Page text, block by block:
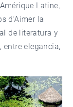
Latine,
d’Aimer la
de literatura y
elegancia,